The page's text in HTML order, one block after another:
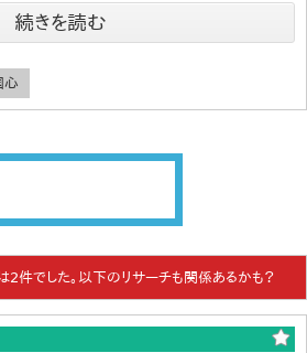
続きを読む
心
件でした。以下のリサーチも関係あるかも？